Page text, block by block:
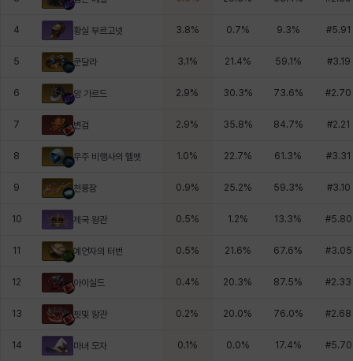
4 황실 부르고넷 3.8% 0.7% 9.3% #5.91
5 쿤달라 3.1 % 21.4% 59.1 % #3.19
6 앙 가르드 2.9% 30.3% 73.6% #2.70
7 변검 2.9% 35.8% 84.7% #2.21
8 우주 비행사의 헬멧 1.0% 22.7% 61.3% #3.31
9 천룡잠 0.9% 25.2% 59.3% #3.10
10 제국 왕관 0.5% 1.2% 13.3% #5.80
11 예언자의 터번 0.5% 21.6% 67.6% #3.05
12 아이실드 0.4% 20.3% 87.5% #2.33
13 핏빛 왕관 0.2% 20.0% 76.0% #2.68
14 마녀 모자 0.1 % 0.0% 17.4% #5.70